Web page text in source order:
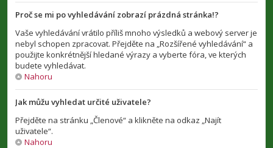
Proč se mi po vyhledávání zobrazí prázdná stránka!?
Vaše vyhledávání vrátilo příliš mnoho výsledků a webový server je
nebyl schopen zpracovat. Přejděte na „Rozšířené vyhledávání“ a
použijte konkrétnější hledané výrazy a vyberte fóra, ve kterých
budete vyhledávat.
Nahoru
Jak můžu vyhledat určité uživatele?
Přejděte na stránku „Členové“ a klikněte na odkaz „Najít
uživatele“.
Nahoru